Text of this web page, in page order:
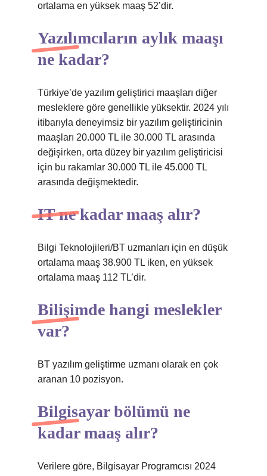
ortalama en yüksek maaş 52’dir.
Yazılımcıların aylık maaşı
ne kadar?
Türkiye’de yazılım geliştirici maaşları diğer
mesleklere göre genellikle yüksektir. 2024 yılı
itibarıyla deneyimsiz bir yazılım geliştiricinin
maaşları 20.000 TL ile 30.000 TL arasında
değişirken, orta düzey bir yazılım geliştiricisi
için bu rakamlar 30.000 TL ile 45.000 TL
arasında değişmektedir.
IT ne kadar maaş alır?
Bilgi Teknolojileri/BT uzmanları için en düşük
ortalama maaş 38.900 TL iken, en yüksek
ortalama maaş 112 TL’dir.
Bilişimde hangi meslekler
var?
BT yazılım geliştirme uzmanı olarak en çok
aranan 10 pozisyon.
Bilgisayar bölümü ne
kadar maaş alır?
Verilere göre, Bilgisayar Programcısı 2024